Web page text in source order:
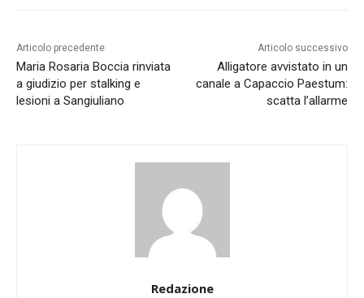
Articolo precedente
Maria Rosaria Boccia rinviata
a giudizio per stalking e
lesioni a Sangiuliano
Articolo successivo
Alligatore avvistato in un
canale a Capaccio Paestum:
scatta l’allarme
Redazione